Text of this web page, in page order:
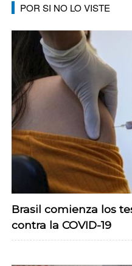
POR SI NO LO VISTE
Brasil comienza los
contra la COVID-19